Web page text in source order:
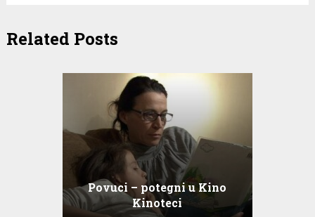
Related Posts
Povuci – potegni u Kino
Kinoteci